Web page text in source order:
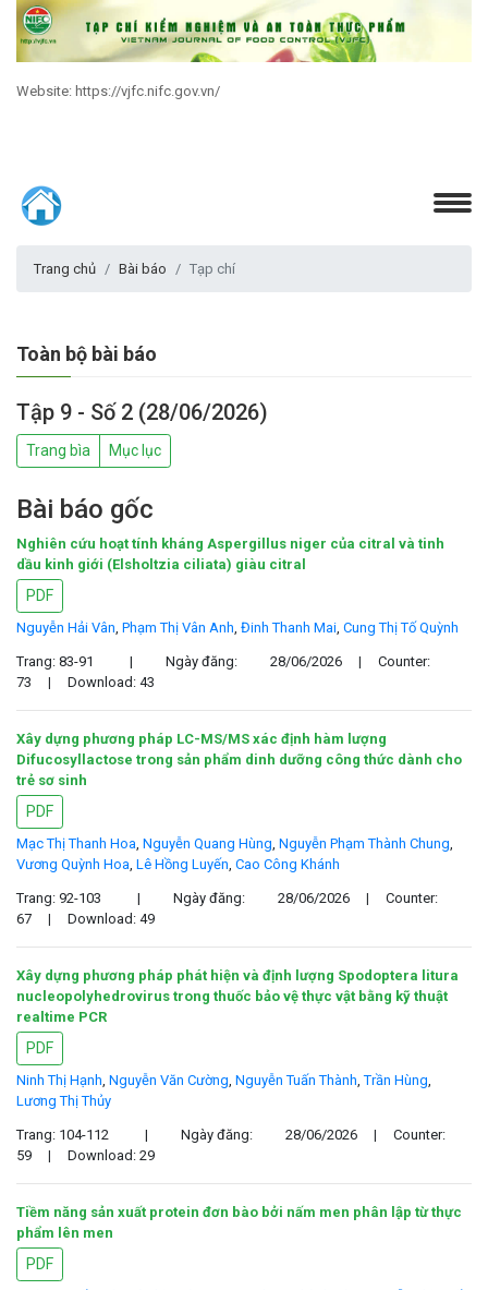
Website: https://vjfc.nifc.gov.vn/
Trang chủ Bài báo Tạp chí
Toàn bộ bài báo
Tập 9 - Số 2 (28/06/2026)
Trang bìa Mục lục
Bài báo gốc
Nghiên cứu hoạt tính kháng Aspergillus niger của citral và tinh
dầu kinh giới (Elsholtzia ciliata) giàu citral
PDF
Nguyễn Hải Vân, Phạm Thị Vân Anh, Đinh Thanh Mai, Cung Thị Tố Quỳnh
Trang: 83-91 | Ngày đăng: 28/06/2026 |
Counter:
73
| Download: 43
Xây dựng phương pháp LC-MS/MS xác định hàm lượng
Difucosyllactose trong sản phẩm dinh dưỡng công thức dành cho
trẻ sơ sinh
PDF
Mạc Thị Thanh Hoa, Nguyễn Quang Hùng, Nguyễn Phạm Thành Chung,
Vương Quỳnh Hoa, Lê Hồng Luyến, Cao Công Khánh
Trang: 92-103 | Ngày đăng: 28/06/2026 |
Counter:
67
| Download: 49
Xây dựng phương pháp phát hiện và định lượng Spodoptera litura
nucleopolyhedrovirus trong thuốc bảo vệ thực vật bằng kỹ thuật
realtime PCR
PDF
Ninh Thị Hạnh, Nguyễn Văn Cường, Nguyễn Tuấn Thành,Trần Hùng,
Lương Thị Thủy
Trang: 104-112 | Ngày đăng: 28/06/2026 |
Counter:
59
| Download: 29
Tiềm năng sản xuất protein đơn bào bởi nấm men phân lập từ thực
phẩm lên men
PDF